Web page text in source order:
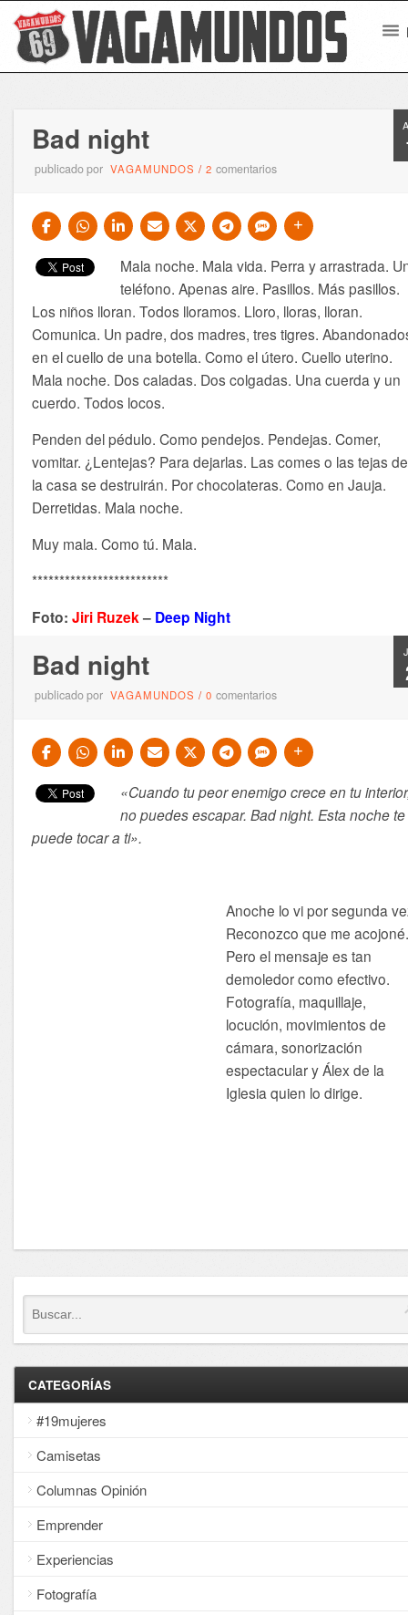
Bad night
publicado por VAGAMUNDOS /2comentarios
Mala noche. Mala vida. Perra y arrastrada.
teléfono. Apenas aire. Pasillos. Más pasillos.
Los niños lloran. Todos lloramos. Lloro, lloras, lloran.
Comunica. Un padre, dos madres, tres tigres.
en el cuello de una botella. Como el útero. Cuello uterino.
Mala noche. Dos caladas. Dos colgadas. Una cuerda y un
cuerdo. Todos locos.
Penden del pédulo. Como pendejos. Pendejas. Comer,
vomitar. ¿Lentejas? Para dejarlas. Las comes o las tejas de
la casa se destruirán. Por chocolateras. Como en Jauja.
Derretidas. Mala noche.
Muy mala. Como tú. Mala.
*************************
Foto:Jiri Ruzek– Deep Night
Bad night
publicado por VAGAMUNDOS /0comentarios
«Cuando tu peor enemigo crece en tu
no puedes escapar. Bad night. Esta noche te
puede tocar a ti».
Anoche lo vi por segunda
Reconozco que me
Pero el mensaje es tan
demoledor como efectivo.
Fotografía, maquillaje,
locución, movimientos de
cámara, sonorización
espectacular y Álex de la
Iglesia quien lo dirige.
CATEGORÍAS
#19mujeres
Camisetas
Columnas Opinión
Emprender
Experiencias
Fotografía